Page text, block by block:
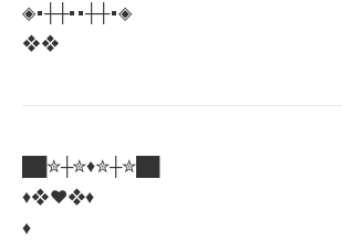
◈•┼┼••┼┼•◈
❖❖
██✮┼✮♦️✮┼✮██
♦❖♥❖♦
♦